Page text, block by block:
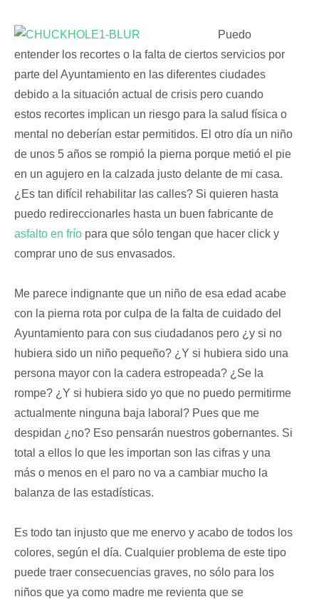
Puedo
entender los recortes o la falta de ciertos servicios por
parte del Ayuntamiento en las diferentes ciudades
debido a la situación actual de crisis pero cuando
estos recortes implican un riesgo para la salud física o
mental no deberían estar permitidos. El otro día un niño
de unos 5 años se rompió la pierna porque metió el pie
en un agujero en la calzada justo delante de mi casa.
¿Es tan difícil rehabilitar las calles? Si quieren hasta
puedo redireccionarles hasta un buen fabricante de
asfalto en frío para que sólo tengan que hacer click y
comprar uno de sus envasados.
Me parece indignante que un niño de esa edad acabe
con la pierna rota por culpa de la falta de cuidado del
Ayuntamiento para con sus ciudadanos pero ¿y si no
hubiera sido un niño pequeño? ¿Y si hubiera sido una
persona mayor con la cadera estropeada? ¿Se la
rompe? ¿Y si hubiera sido yo que no puedo permitirme
actualmente ninguna baja laboral? Pues que me
despidan ¿no? Eso pensarán nuestros gobernantes. Si
total a ellos lo que les importan son las cifras y una
más o menos en el paro no va a cambiar mucho la
balanza de las estadísticas.
Es todo tan injusto que me enervo y acabo de todos los
colores, según el día. Cualquier problema de este tipo
puede traer consecuencias graves, no sólo para los
niños que ya como madre me revienta que se